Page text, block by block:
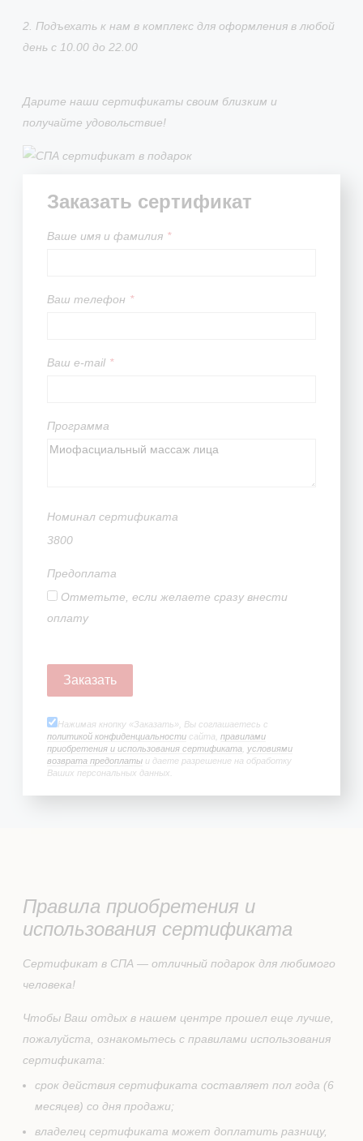
2. Подъехать к нам в комплекс для оформления в любой
день с 10.00 до 22.00
Дарите наши сертификаты своим близким и
получайте удовольствие!
Заказать сертификат
Вашe имя и фамилия *
Ваш телефон *
Ваш e-mail *
Программа
Номинал сертификата
3800
Предоплата
Отметьте, если желаете сразу внести
оплату
Нажимая кнопку «Заказать», Вы соглашаетесь с
политикой конфиденциальности сайта,правилами
приобретения и использования сертификата условиями
возврата предоплаты и даете разрешение на обработку
Ваших персональных данных.
Правила приобретения и
использования сертификата
Сертификат в СПА — отличный подарок для любимого
человека!
Чтобы Ваш отдых в нашем центре прошел еще лучше,
пожалуйста, ознакомьтесь с правилами использования
сертификата:
срок действия сертификата составляет пол года (6
месяцев) со дня продажи;
владелец сертификата может доплатить разницу,